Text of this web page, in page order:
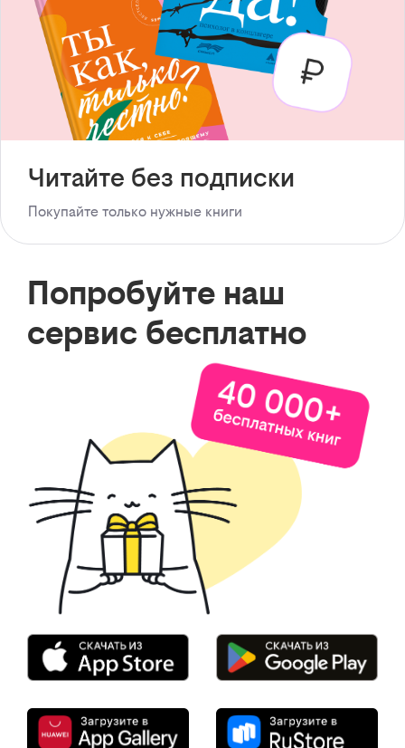
Читайте без подписки
Покупайте только нужные книги
Попробуйте наш
сервис бесплатно